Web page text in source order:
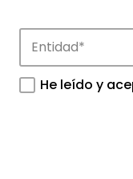
Conoce las
APTE y sus
He leído y